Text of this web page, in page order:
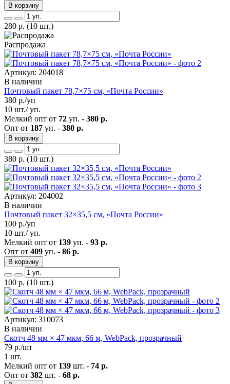
В корзину
280 р. (10 шт.)
Распродажа
Артикул: 204018
В наличии
Почтовый пакет 78,7×75 см, «Почта России»
380 р./уп
10 шт./ уп.
Мелкий опт от 72 уп. - 380 р.
Опт от 187 уп. - 380 р.
В корзину
380 р. (10 шт.)
Артикул: 204002
В наличии
Почтовый пакет 32×35,5 см, «Почта России»
100 р./уп
10 шт./ уп.
Мелкий опт от 139 уп. - 93 р.
Опт от 409 уп. - 86 р.
В корзину
100 р. (10 шт.)
Артикул: 310073
В наличии
Скотч 48 мм × 47 мкм, 66 м, WebPack, прозрачный
79 р./шт
1 шт.
Мелкий опт от 139 шт. - 74 р.
Опт от 382 шт. - 68 р.